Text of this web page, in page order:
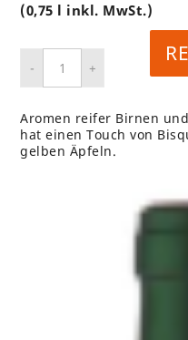
(0,75 l inkl. MwSt.)
Aromen reifer Birnen
hat einen Touch von
gelben Äpfeln.